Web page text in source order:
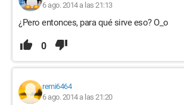
6 ago. 2014 a las 21:13
¿Pero entonces, para qué sirve eso? O_o
0
remi6464
6 ago. 2014 a las 21:20